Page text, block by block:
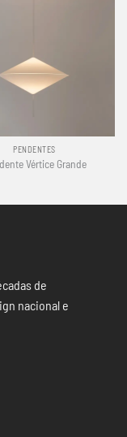
PENDENTES
Vértice Grande
de
nacional e